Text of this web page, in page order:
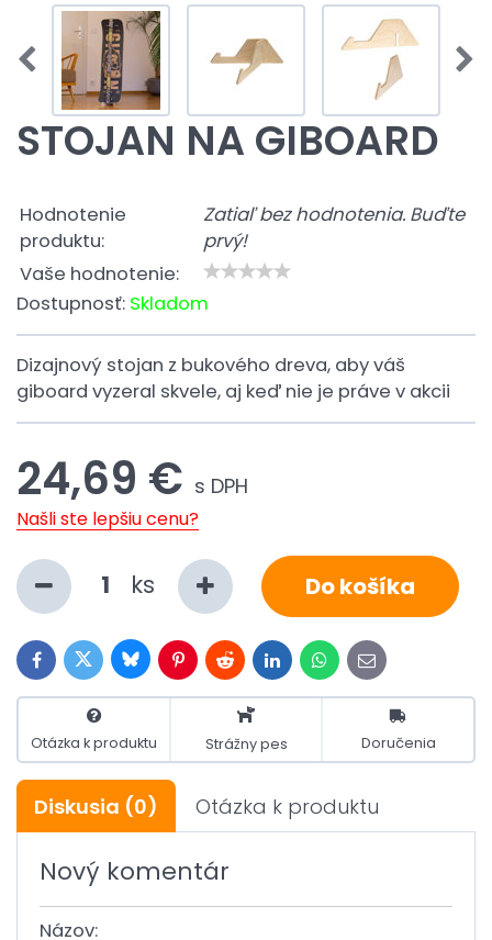
STOJAN NA GIBOARD
Hodnotenie
produktu:
Zatiaľ bez hodnotenia. Buďte
prvý!
Vaše hodnotenie:
Dostupnosť: Skladom
Dizajnový stojan z bukového dreva, aby váš
giboard vyzeral skvele, aj keď nie je práve v akcii
24,69 € s DPH
Našli ste lepšiu cenu?
ks Do košíka
FacebookTwitterBlueskyPinterestRedditLinkedInWhatsApp
E-
mail
Otázka k produktu Strážny pes Doručenia
Diskusia (0) Otázka k produktu
Nový komentár
Názov: